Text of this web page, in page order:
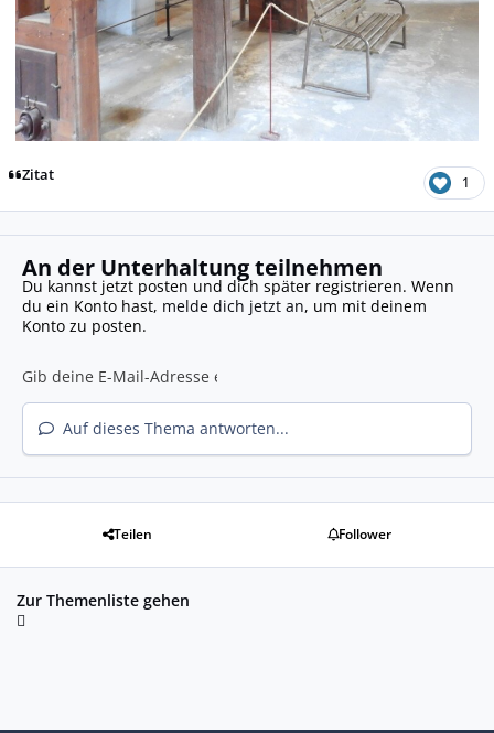
Zitat 1
An der Unterhaltung teilnehmen
Du kannst jetzt posten und dich später registrieren. Wenn
du ein Konto hast, melde dich jetzt an, um mit deinem
Konto zu posten.
Auf dieses Thema antworten...
Teilen Follower
Zur Themenliste gehen